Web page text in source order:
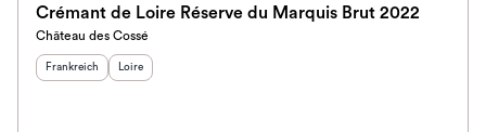
Crémant de Loire Réserve du Marquis Brut 2022
Château des Cossé
Herkunftsland
Frankreich Herkunftsregion
Loire